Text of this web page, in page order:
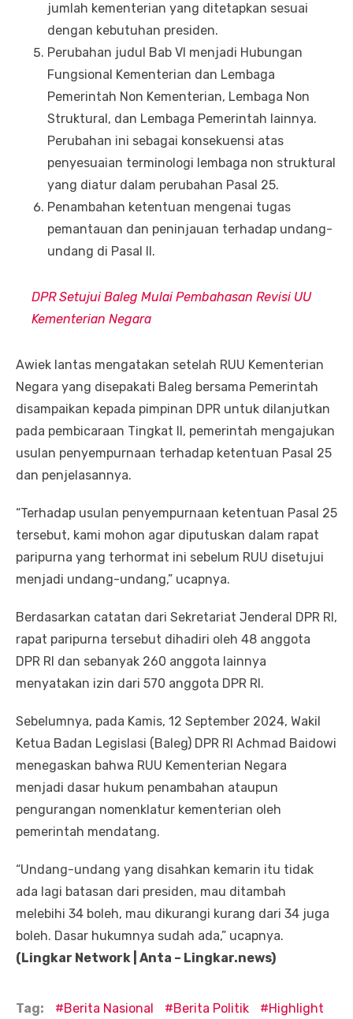
jumlah kementerian yang ditetapkan sesuai
dengan kebutuhan presiden.
Perubahan judul Bab VI menjadi Hubungan
Fungsional Kementerian dan Lembaga
Pemerintah Non Kementerian, Lembaga Non
Struktural, dan Lembaga Pemerintah lainnya.
Perubahan ini sebagai konsekuensi atas
penyesuaian terminologi lembaga non struktural
yang diatur dalam perubahan Pasal 25.
Penambahan ketentuan mengenai tugas
pemantauan dan peninjauan terhadap undang-
undang di Pasal II.
DPR Setujui Baleg Mulai Pembahasan Revisi UU
Kementerian Negara
Awiek lantas mengatakan setelah RUU Kementerian
Negara yang disepakati Baleg bersama Pemerintah
disampaikan kepada pimpinan DPR untuk dilanjutkan
pada pembicaraan Tingkat II, pemerintah mengajukan
usulan penyempurnaan terhadap ketentuan Pasal 25
dan penjelasannya.
“Terhadap usulan penyempurnaan ketentuan Pasal 25
tersebut, kami mohon agar diputuskan dalam rapat
paripurna yang terhormat ini sebelum RUU disetujui
menjadi undang-undang,” ucapnya.
Berdasarkan catatan dari Sekretariat Jenderal DPR RI,
rapat paripurna tersebut dihadiri oleh 48 anggota
DPR RI dan sebanyak 260 anggota lainnya
menyatakan izin dari 570 anggota DPR RI.
Sebelumnya, pada Kamis, 12 September 2024, Wakil
Ketua Badan Legislasi (Baleg) DPR RI Achmad Baidowi
menegaskan bahwa RUU Kementerian Negara
menjadi dasar hukum penambahan ataupun
pengurangan nomenklatur kementerian oleh
pemerintah mendatang.
“Undang-undang yang disahkan kemarin itu tidak
ada lagi batasan dari presiden, mau ditambah
melebihi 34 boleh, mau dikurangi kurang dari 34 juga
boleh. Dasar hukumnya sudah ada,” ucapnya.
(Lingkar Network | Anta – Lingkar.news)
Tag: Berita Nasional Berita Politik Highlight